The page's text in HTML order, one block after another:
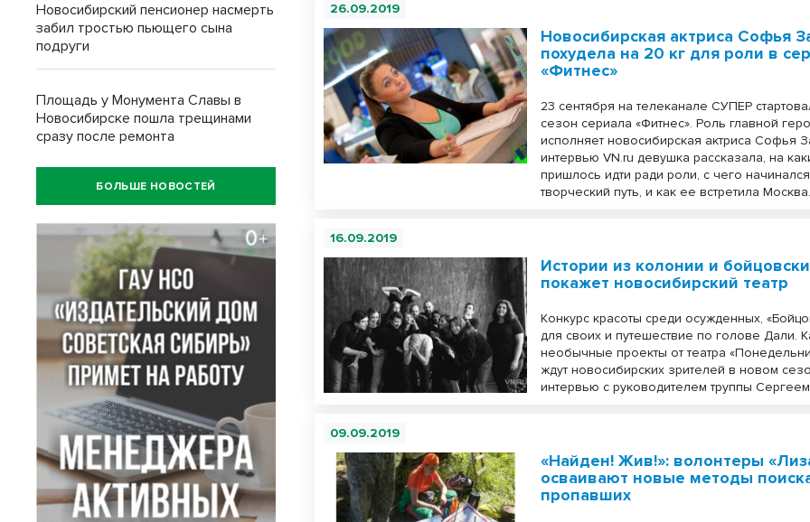
26.09.2019
Новосибирская актриса Софья
похудела на 20 кг для роли в
«Фитнес»
23 сентября на телеканале СУПЕР
сезон сериала «Фитнес». Роль главной
исполняет новосибирская актриса Софья
интервью VN.ru девушка рассказала, на
пришлось идти ради роли, с чего
творческий путь, и как ее встретила Москва.
16.09.2019
Истории из колонии и
покажет новосибирский театр
Конкурс красоты среди осужденных,
для своих и путешествие по голове Дали.
необычные проекты от театра
ждут новосибирских зрителей в новом
интервью с руководителем труппы
09.09.2019
«Найден! Жив!»: волонтеры
осваивают новые методы
пропавших
Новосибирский пенсионер насмерть
забил тростью пьющего сына
подруги
Площадь у Монумента Славы в
Новосибирске пошла трещинами
сразу после ремонта
БОЛЬШЕ НОВОСТЕЙ